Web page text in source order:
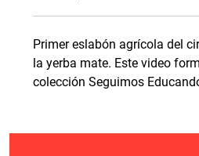
Primer eslabón agrícola del
la yerba mate. Este video
colección Seguimos